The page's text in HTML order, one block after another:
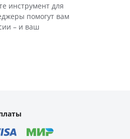
инструмент для
помогут вам
– и ваш